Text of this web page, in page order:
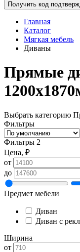
Получить код
Главная
Каталог
Мягкая мебель
Диваны
Прямые
Выбрать категорию
Фильтры
Фильтры 2
Цена, ₽
от
до
Предмет мебели
Диван
Диван с
Ширина
от